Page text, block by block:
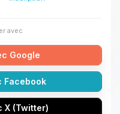
avec
Google
Facebook
X (Twitter)